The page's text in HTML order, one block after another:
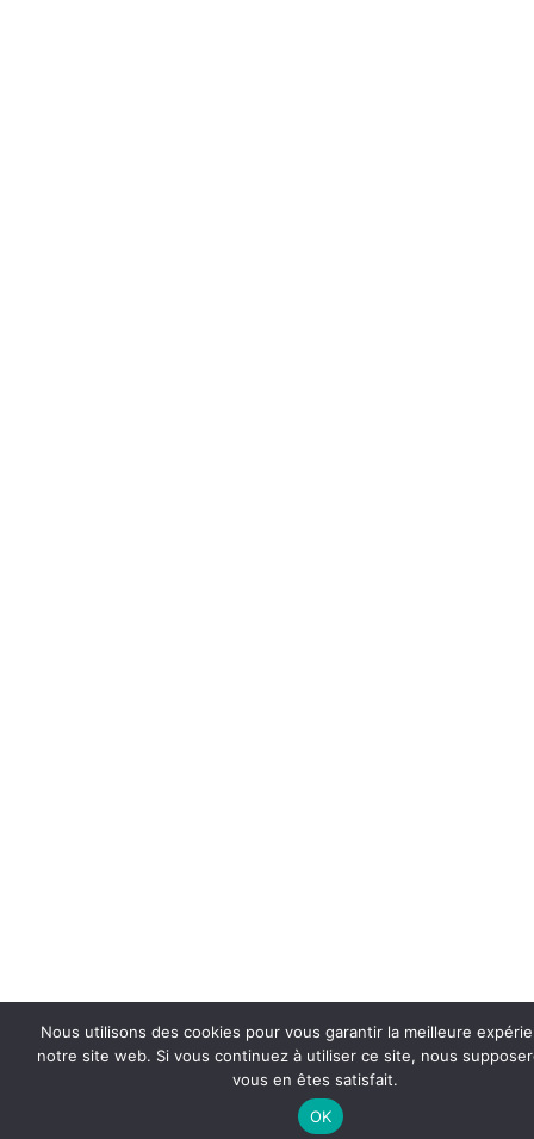
Nous utilisons des cookies pour vous garantir la meilleure
notre site web. Si vous continuez à utiliser ce site, nous
vous en êtes satisfait.
OK